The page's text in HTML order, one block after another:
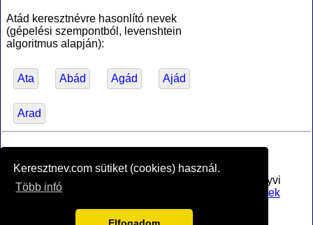
Keresztnev.com sütiket (cookies) használ.
Több infó
Atád keresztnévre hasonlító nevek
(gépelési szempontból, levenshtein
algoritmus alapján):
Ata Abád Agád Ajád
Arad
Az MTA Nyelvtudományi Intézete által anyakönyvi
bejegyzésre alkalmasnak minősített
férfi utónevek
névnapok és jelentések nagy része